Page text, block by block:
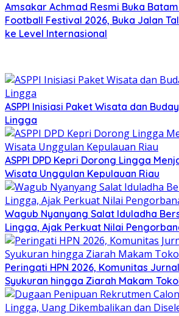
Amsakar Achmad Resmi Buka
Football Festival 2026, Buka Jalan
ke Level Internasional
ASPPI Inisiasi Paket Wisata dan
Lingga
ASPPI DPD Kepri Dorong Lingga
Wisata Unggulan Kepulauan Riau
Wagub Nyanyang Salat Iduladha
Lingga, Ajak Perkuat Nilai
Peringati HPN 2026, Komunitas
Syukuran hingga Ziarah Makam